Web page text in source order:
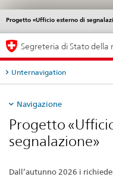
Progetto «Ufficio esterno di
Service
Navigation
Segreteria di Stato della
Unternavigation
Navigazione
Progetto
segnalazione»
Dall’autunno 2026 i